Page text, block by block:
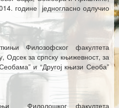
године једногласно одлучио
Филозофског факултета
Одсек за српску књижевност, за
и “Другој књизи Сеоба”
Филолошког факултета